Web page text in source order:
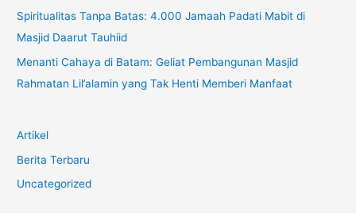
Spiritualitas Tanpa Batas: 4.000 Jamaah Padati Mabit di
Masjid Daarut Tauhiid
Menanti Cahaya di Batam: Geliat Pembangunan Masjid
Rahmatan Lil’alamin yang Tak Henti Memberi Manfaat
Artikel
Berita Terbaru
Uncategorized